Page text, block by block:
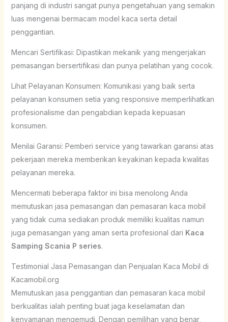
panjang di industri sangat punya pengetahuan yang semakin
luas mengenai bermacam model kaca serta detail
penggantian.
Mencari Sertifikasi: Dipastikan mekanik yang mengerjakan
pemasangan bersertifikasi dan punya pelatihan yang cocok.
Lihat Pelayanan Konsumen: Komunikasi yang baik serta
pelayanan konsumen setia yang responsive memperlihatkan
profesionalisme dan pengabdian kepada kepuasan
konsumen.
Menilai Garansi: Pemberi service yang tawarkan garansi atas
pekerjaan mereka memberikan keyakinan kepada kwalitas
pelayanan mereka.
Mencermati beberapa faktor ini bisa menolong Anda
memutuskan jasa pemasangan dan pemasaran kaca mobil
yang tidak cuma sediakan produk memiliki kualitas namun
juga pemasangan yang aman serta profesional dari Kaca
Samping Scania P series.
Testimonial Jasa Pemasangan dan Penjualan Kaca Mobil di
Kacamobil.org
Memutuskan jasa penggantian dan pemasaran kaca mobil
berkualitas ialah penting buat jaga keselamatan dan
kenyamanan mengemudi. Dengan pemilihan yang benar,